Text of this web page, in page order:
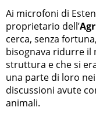
Ai microfoni di
proprietario dell’
cerca, senza
bisognava ridurre il
struttura e che si
una parte di loro
discussioni avute
animali.